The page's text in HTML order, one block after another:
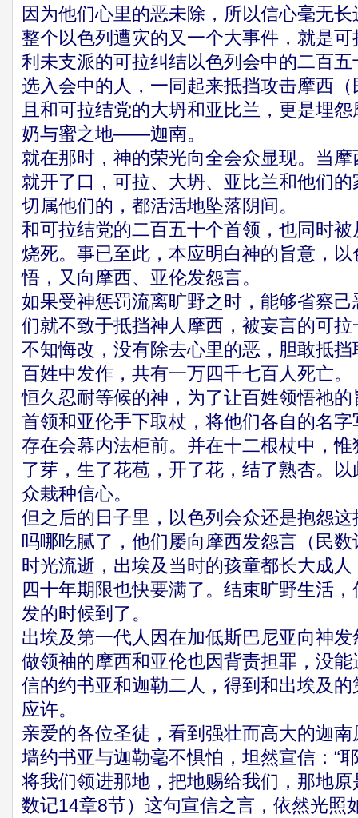
因为他们心里的恶未除，所以信心毫无
整个以色列遭灾的又一个大事件，就是
利未支派的可拉纠结以色列会中的二百
选入会中的人，一同起来抵挡攻击摩西
且和可拉结党的大坍和亚比兰，更是埋
奶与蜜之地——迦南。
就在那时，神的荣光向全会众显现。当
就开了口，可拉、大坍、亚比兰和他们
切属他们的，都活活地坠落阴间。
和可拉结党的二百五十个首领，也同时
烧死。事已至此，本应明白神的旨意，
悟，又向摩西、亚伦发怨言。
如果受神惩罚流离旷野之时，能够省察
们就不致于抵挡神人摩西，被妄言的可
不知悔改，没有除去心里的恶，胆敢抵
百姓中发作，共有一万四千七百人死亡。
恒久忍耐等候的神，为了让百姓领悟祂
首领和亚伦手下取杖，将他们各自的名
存在会幕内法柜前。并在十二根杖中，
了芽，生了花苞，开了花，结了熟杏。
众栽种信心。
但之后的日子里，以色列会众还是抱怨
吗哪吃腻了，他们屡向摩西发怨言（民
时光流逝，出埃及当时的孩童都长大成
四十年期限也快要满了。结束旷野生活
发的时候到了。
出埃及第一代人因在加低斯巴尼亚向神
做领袖的摩西和亚伦也因背责担罪，没
信的约书亚和迦勒二人，得到和出埃及
应许。
亲爱的各位圣徒，看到强壮而高大的迦
墙约书亚与迦勒毫不惧怕，坦然宣信：“
将我们领进那地，把地赐给我们，那地
数记14章8节）这句宣信之言，依然光照